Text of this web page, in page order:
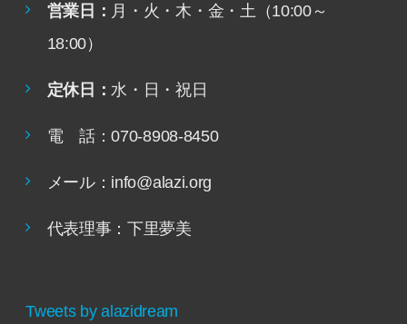
営業日： 月・火・木・金・土（10:00～
18:00）
定休日： 水・日・祝日
電 話：070-8908-8450
メール：info@alazi.org
代表理事：下里夢美
Tweets by alazidream